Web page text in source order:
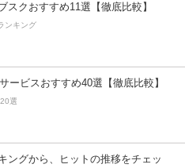
スクおすすめ11選【徹底比較】
ンキング
ービスおすすめ40選【徹底比較】
選
ングから、ヒットの推移をチェッ